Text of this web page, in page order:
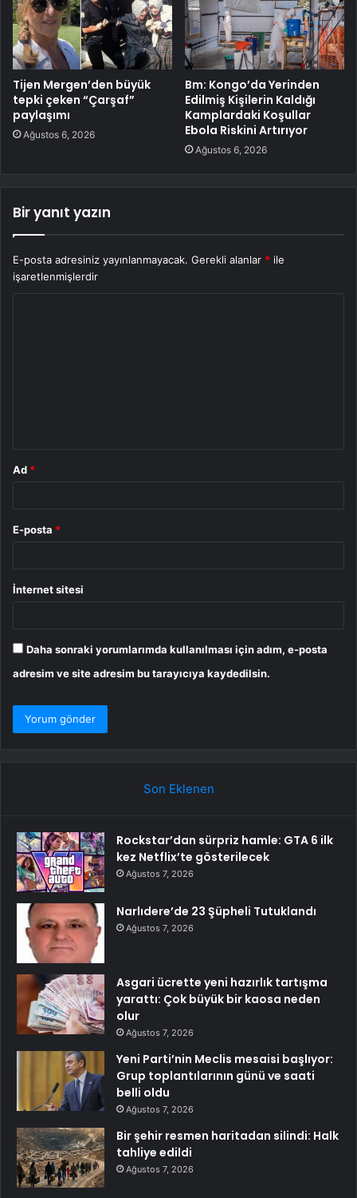
Tijen Mergen’den büyük
tepki çeken “Çarşaf”
paylaşımı
Ağustos 6, 2026
Bm: Kongo’da Yerinden
Edilmiş Kişilerin Kaldığı
Kamplardaki Koşullar
Ebola Riskini Artırıyor
Ağustos 6, 2026
Bir yanıt yazın
E-posta adresiniz yayınlanmayacak. Gerekli alanlar * ile
işaretlenmişlerdir
Ad *
E-posta *
İnternet sitesi
Daha sonraki yorumlarımda kullanılması için adım, e-posta
adresim ve site adresim bu tarayıcıya kaydedilsin.
Son Eklenen
Rockstar’dan sürpriz hamle: GTA 6 ilk
kez Netflix’te gösterilecek
Ağustos 7, 2026
Narlıdere’de 23 Şüpheli Tutuklandı
Ağustos 7, 2026
Asgari ücrette yeni hazırlık tartışma
yarattı: Çok büyük bir kaosa neden
olur
Ağustos 7, 2026
Yeni Parti’nin Meclis mesaisi başlıyor:
Grup toplantılarının günü ve saati
belli oldu
Ağustos 7, 2026
Bir şehir resmen haritadan silindi: Halk
tahliye edildi
Ağustos 7, 2026